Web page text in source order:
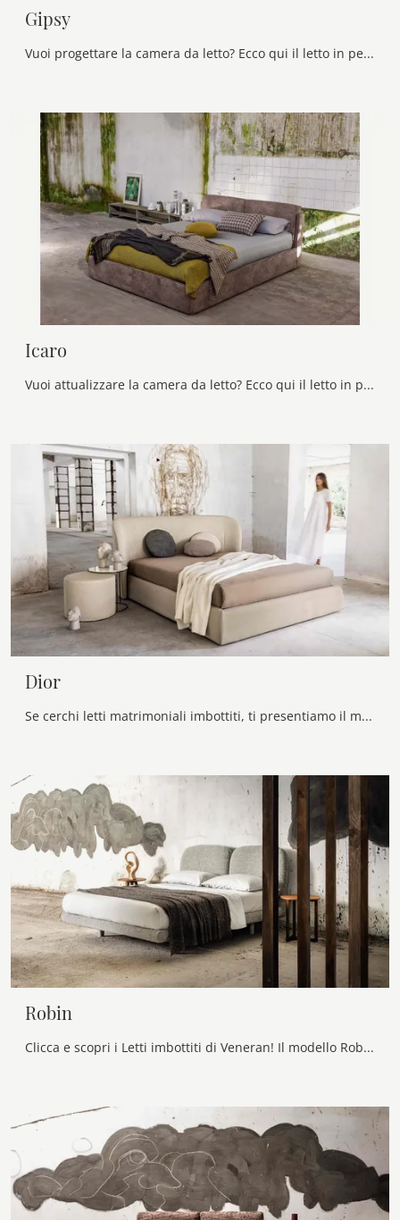
Gipsy
Vuoi progettare la camera da letto? Ecco qui il letto in pelle Gipsy di Veneran per spazi moderni.
Icaro
Vuoi attualizzare la camera da letto? Ecco qui il letto in pelle Icaro di Veneran per spazi moderni.
Dior
Se cerchi letti matrimoniali imbottiti, ti presentiamo il modello Dior in tessuto per arricchire la camera da letto.
Robin
Clicca e scopri i Letti imbottiti di Veneran! Il modello Robin in tessuto ti aspetta nelle versioni matrimoniali.